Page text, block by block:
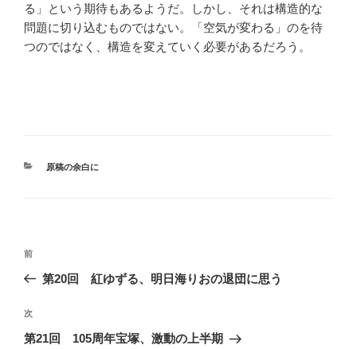
る」という期待もあるようだ。しかし、それは構造的な
問題に切り込むものではない。「空気が変わる」のを待
つのではなく、構造を変えていく必要があるだろう。
カ
原稿の余白に
投
ビ
ゲ
前
の
稿
前
第20回 紅ゆずる、明日海りおの退団に思う
次
の
次
第21回 105周年宝塚、激動の上半期